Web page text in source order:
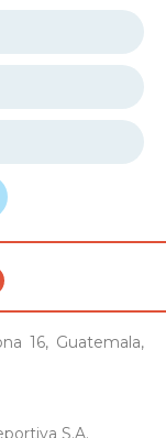
16, Guatemala,
S.A.